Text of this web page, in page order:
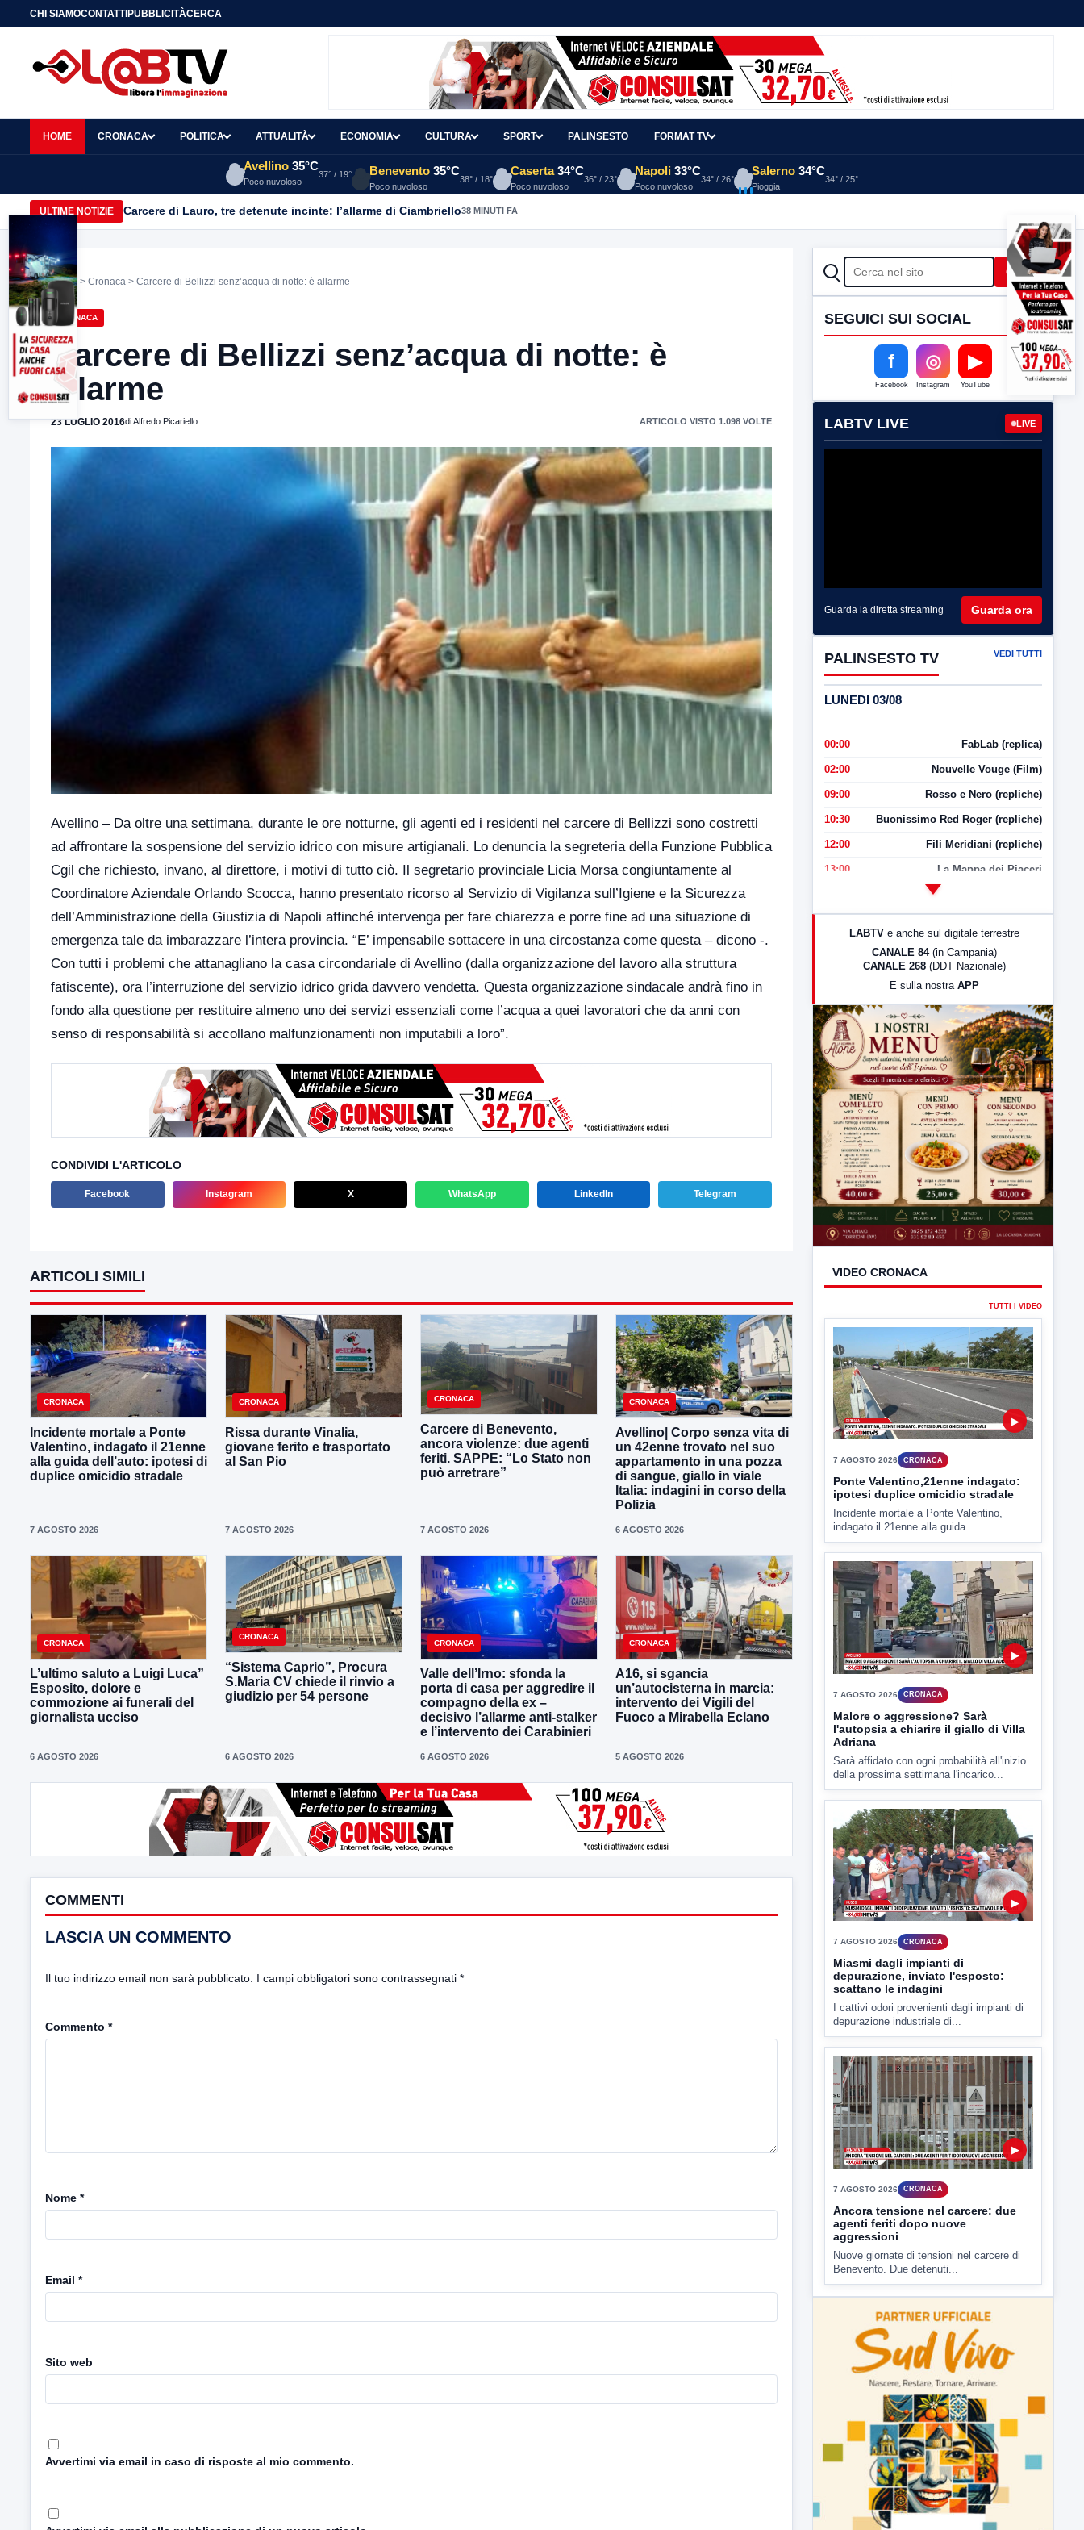
CHI SIAMOCONTATTIPUBBLICITÀCERCA
HOME CRONACA POLITICA ATTUALITÀ ECONOMIA CULTURA SPORT PALINSESTO FORMAT TV
Avellino 35°C
Poco nuvoloso
37° / 19° Benevento 35°C
Poco nuvoloso
38° / 18°
Caserta 34°C
Poco nuvoloso
36° / 23°
Napoli 33°C
Poco nuvoloso
34° / 26°
Salerno 34°C
Pioggia
34° / 25°
ULTIME NOTIZIE Carcere di Lauro, tre detenute incinte: l’allarme di Ciambriello38 MINUTI FA
Home > Cronaca > Carcere di Bellizzi senz’acqua di notte: è allarme
CRONACA
Carcere di Bellizzi senz’acqua di notte: è
allarme
23 LUGLIO 2016di Alfredo Picariello ARTICOLO VISTO 1.098 VOLTE
Avellino – Da oltre una settimana, durante le ore notturne, gli agenti ed i residenti nel carcere di Bellizzi sono costretti
ad affrontare la sospensione del servizio idrico con misure artigianali. Lo denuncia la segreteria della Funzione Pubblica
Cgil che richiesto, invano, al direttore, i motivi di tutto ciò. Il segretario provinciale Licia Morsa congiuntamente al
Coordinatore Aziendale Orlando Scocca, hanno presentato ricorso al Servizio di Vigilanza sull’Igiene e la Sicurezza
dell’Amministrazione della Giustizia di Napoli affinché intervenga per fare chiarezza e porre fine ad una situazione di
emergenza tale da imbarazzare l’intera provincia. “E’ impensabile sottacere in una circostanza come questa – dicono -.
Con tutti i problemi che attanagliano la casa circondariale di Avellino (dalla organizzazione del lavoro alla struttura
fatiscente), ora l’interruzione del servizio idrico grida davvero vendetta. Questa organizzazione sindacale andrà fino in
fondo alla questione per restituire almeno uno dei servizi essenziali come l’acqua a quei lavoratori che da anni con
senso di responsabilità si accollano malfunzionamenti non imputabili a loro”.
CONDIVIDI L'ARTICOLO
Facebook Instagram X WhatsApp LinkedIn Telegram
ARTICOLI SIMILI
CRONACA
Incidente mortale a Ponte
Valentino, indagato il 21enne
alla guida dell’auto: ipotesi di
duplice omicidio stradale
7 AGOSTO 2026
CRONACA
Rissa durante Vinalia,
giovane ferito e trasportato
al San Pio
7 AGOSTO 2026
CRONACA
Carcere di Benevento,
ancora violenze: due agenti
feriti. SAPPE: “Lo Stato non
può arretrare”
7 AGOSTO 2026
CRONACA
Avellino| Corpo senza vita di
un 42enne trovato nel suo
appartamento in una pozza
di sangue, giallo in viale
Italia: indagini in corso della
Polizia
6 AGOSTO 2026
CRONACA
L’ultimo saluto a Luigi Luca”
Esposito, dolore e
commozione ai funerali del
giornalista ucciso
6 AGOSTO 2026
CRONACA
“Sistema Caprio”, Procura
S.Maria CV chiede il rinvio a
giudizio per 54 persone
6 AGOSTO 2026
CRONACA
Valle dell’Irno: sfonda la
porta di casa per aggredire il
compagno della ex –
decisivo l’allarme anti-stalker
e l’intervento dei Carabinieri
6 AGOSTO 2026
CRONACA
A16, si sgancia
un’autocisterna in marcia:
intervento dei Vigili del
Fuoco a Mirabella Eclano
5 AGOSTO 2026
COMMENTI
LASCIA UN COMMENTO
Il tuo indirizzo email non sarà pubblicato. I campi obbligatori sono contrassegnati *
Commento *
Nome *
Email *
Sito web
Avvertimi via email in caso di risposte al mio commento.
CERCA Cerca
SEGUICI SUI SOCIAL
f
Facebook
◎
Instagram
▶
YouTube
LABTV LIVE LIVE
Guarda la diretta streaming Guarda ora
PALINSESTO TV VEDI TUTTI
LUNEDI 03/08
00:00 FabLab (replica)
02:00 Nouvelle Vouge (Film)
09:00 Rosso e Nero (repliche)
10:30 Buonissimo Red Roger (repliche)
12:00 Fili Meridiani (repliche)
13:00 La Mappa dei Piaceri
LabNews (Diretta)
23:00 LabNews (replica)
LABTV e anche sul digitale terrestre
CANALE 84 (in Campania)
CANALE 268 (DDT Nazionale)
E sulla nostra APP
VIDEO CRONACA
TUTTI I VIDEO
▶
7 AGOSTO 2026 CRONACA
Ponte Valentino,21enne indagato:
ipotesi duplice omicidio stradale
Incidente mortale a Ponte Valentino,
indagato il 21enne alla guida...
7 AGOSTO 2026 CRONACA
Malore o aggressione? Sarà
l'autopsia a chiarire il giallo di Villa
Adriana
Sarà affidato con ogni probabilità all'inizio
della prossima settimana l'incarico...
7 AGOSTO 2026 CRONACA
Miasmi dagli impianti di
depurazione, inviato l'esposto:
scattano le indagini
I cattivi odori provenienti dagli impianti di
depurazione industriale di...
CRONACA
Ancora tensione nel carcere: due
agenti feriti dopo nuove
aggressioni
Nuove giornate di tensioni nel carcere di
Benevento. Due detenuti...